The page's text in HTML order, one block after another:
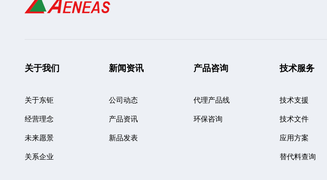
关于我们
关于东钜
经营理念
未来愿景
关系企业
新闻资讯
公司动态
产品资讯
新品发表
产品咨询
代理产品线
环保咨询
技术服务
技术支援
技术文件
应用方案
替代料查询